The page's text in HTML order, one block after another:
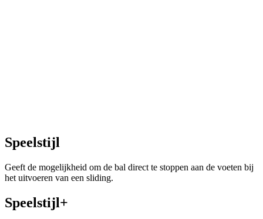
Speelstijl
Geeft de mogelijkheid om de bal direct te stoppen aan de voeten bij
het uitvoeren van een sliding.
Speelstijl+